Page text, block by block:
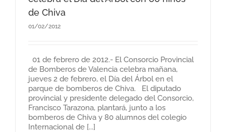
de Chiva
01/02/2012
01 de febrero de 2012.- El Consorcio Provincial
de Bomberos de Valencia celebra mañana,
jueves 2 de febrero, el Día del Árbol en el
parque de bomberos de Chiva. El diputado
provincial y presidente delegado del Consorcio,
Francisco Tarazona, plantará, junto a los
bomberos de Chiva y 80 alumnos del colegio
Internacional de [...]